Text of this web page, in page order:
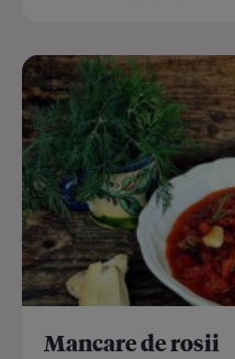
Mancare de rosii